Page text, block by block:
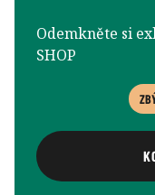
Odemkněte si
SHOP